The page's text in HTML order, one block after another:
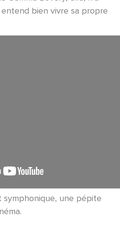
bien vivre sa propre
une pépite